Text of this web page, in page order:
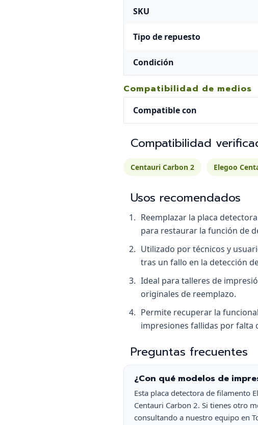
SKU
Tipo de repuesto
Condición
Compatibilidad de medios
Compatible con
Compatibilidad
Centauri Carbon 2 Elegoo
Usos recomendados
Reemplazar la placa
para restaurar la función de
Utilizado por técnicos y
tras un fallo en la detección
Ideal para talleres de
originales de reemplazo.
Permite recuperar la
impresiones fallidas por falta
Preguntas frecuentes
¿Con qué modelos de
Esta placa detectora de filamento
Centauri Carbon 2. Si tienes otro
consultando a nuestro equipo en